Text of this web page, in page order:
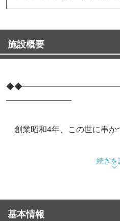
施設概要
━━━━━━━━
創業昭和4年、この世に串か
それから4代、今も尚、大阪
━━━━━━◆◆
続きを
基本情報